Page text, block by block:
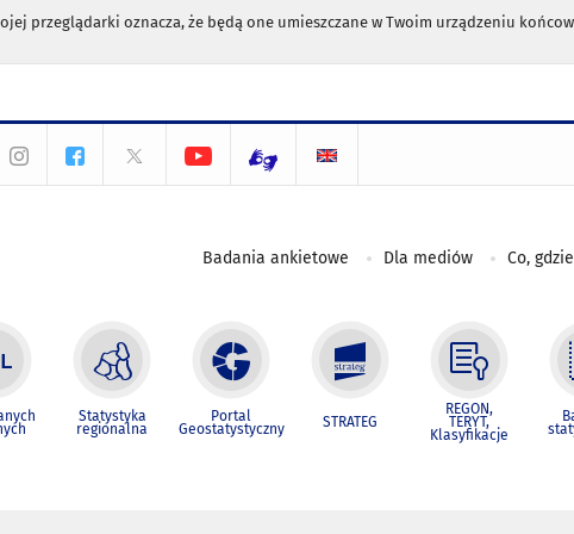
przeglądarki oznacza, że będą one umieszczane w Twoim urządzeniu
Badania ankietowe Dla mediów Co,
Statystyka
regionalna
Portal
Geostatystyczny STRATEG
REGON,
TERYT,
Klasyfikacje